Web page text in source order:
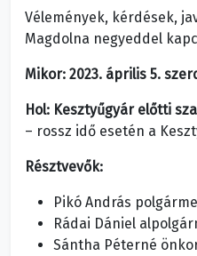
Vélemények, kérdések,
Magdolna negyeddel
Mikor: 2023. április 5.
Hol: Kesztyűgyár előtti
– rossz idő esetén a
Résztvevők:
Pikó András
Rádai Dániel
Sántha Péterné